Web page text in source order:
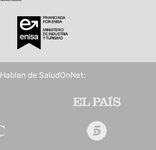
Hablan de SaludOnNet: